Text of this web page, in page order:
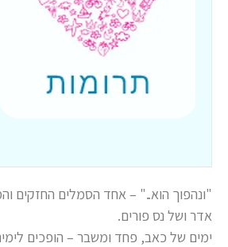
"ונהפוך הוא.." – אחד הסמלים החזקים
אדר ושל נס פורים.
ימים של כאב, פחד ומשבר – הופכים